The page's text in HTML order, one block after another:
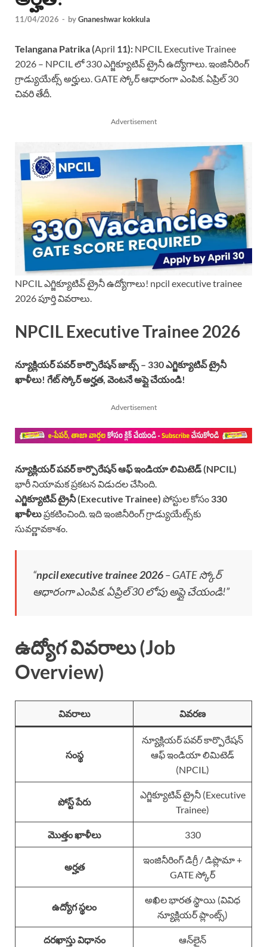
11/04/2026 - byGnaneshwar kokkula
Telangana Patrika (April 11): NPCIL Executive Trainee
2026 – NPCIL లో 330 ఎగ్జిక్యూటివ్ ట్రైనీ ఉద్యోగాలు. ఇంజినీరింగ్
గ్రాడ్యుయేట్స్ అర్హులు. GATE స్కోర్ ఆధారంగా ఎంపిక. ఏప్రిల్ 30
చివరి తేదీ.
Advertisement
NPCIL ఎగ్జిక్యూటివ్ ట్రైనీ ఉద్యోగాలు! npcil executive trainee
2026 పూర్తి వివరాలు.
NPCIL Executive Trainee 2026
న్యూక్లియర్ పవర్ కార్పొరేషన్ జాబ్స్ – 330 ఎగ్జిక్యూటివ్ ట్రైనీ
ఖాళీలు! గేట్ స్కోర్ అర్హత, వెంటనే అప్లై చేయండి!
Advertisement
న్యూక్లియర్ పవర్ కార్పొరేషన్ ఆఫ్ ఇండియా లిమిటెడ్ (NPCIL)
భారీ నియామక ప్రకటన విడుదల చేసింది.
ఎగ్జిక్యూటివ్ ట్రైనీ (Executive Trainee) పోస్టుల కోసం 330
ఖాళీలుప్రకటించింది. ఇది ఇంజినీరింగ్ గ్రాడ్యుయేట్స్‌కు
సువర్ణావకాశం.
“npcil executive trainee 2026– GATE స్కోర్
ఆధారంగా ఎంపిక. ఏప్రిల్ 30 లోపు అప్లై చేయండి!”
ఉద్యోగ వివరాలు (Job
Overview)
వివరాలు వివరణ
సంస్థ
న్యూక్లియర్ పవర్ కార్పొరేషన్
ఆఫ్ ఇండియా లిమిటెడ్
(NPCIL)
పోస్ట్ పేరు
ఎగ్జిక్యూటివ్ ట్రైనీ (Executive
Trainee)
మొత్తం ఖాళీలు 330
అర్హత
ఇంజినీరింగ్ డిగ్రీ / డిప్లొమా +
GATE స్కోర్
ఉద్యోగ స్థలం
అఖిల భారత స్థాయి (వివిధ
న్యూక్లియర్ ప్లాంట్స్)
దరఖాస్తు విధానం ఆన్‌లైన్